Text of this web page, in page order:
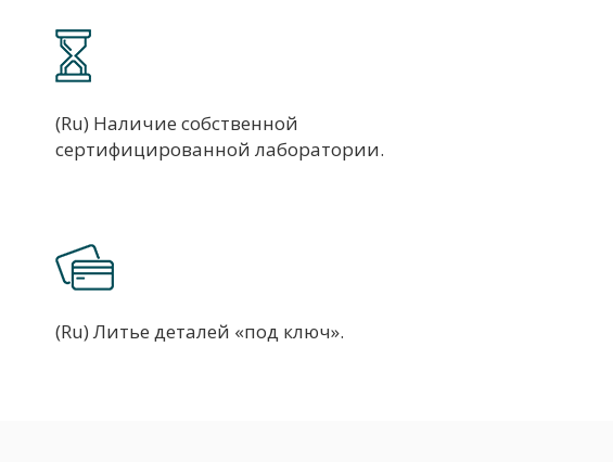
(Ru) Наличие собственной
сертифицированной лаборатории.
(Ru) Литье деталей «под ключ».